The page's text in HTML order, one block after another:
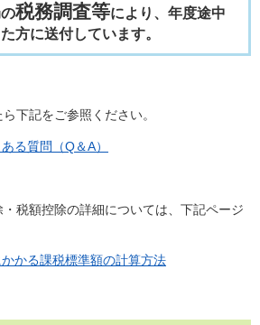
税務調査等により、年度途中
方に送付しています。
下記をご参照ください。
る質問（Q＆A）
税額控除の詳細については、下記ページ
かる課税標準額の計算方法